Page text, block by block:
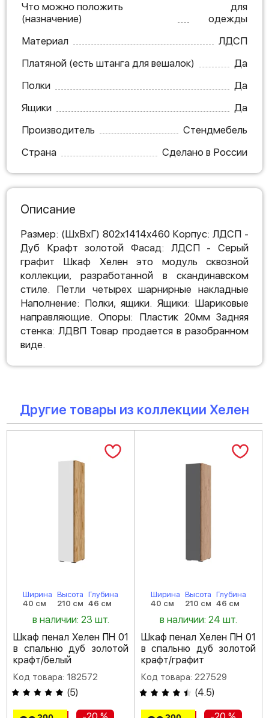
Что можно положить
(назначение)
для
одежды
Материал
ЛДСП
Платяной (есть штанга для вешалок)
Да
Полки
Да
Ящики
Да
Производитель
Стендмебель
Страна
Сделано в России
Описание
Размер: (ШхВхГ) 802х1414х460 Корпус: ЛДСП -
Дуб Крафт золотой Фасад: ЛДСП - Cерый
графит Шкаф Хелен это модуль сквозной
коллекции, разработанной в скандинавском
стиле. Петли четырех шарнирные накладные
Наполнение: Полки, ящики. Ящики: Шариковые
направляющие. Опоры: Пластик 20мм Задняя
стенка: ЛДВП Товар продается в разобранном
виде.
Другие товары из коллекции Хелен
Ширина
40 см
Высота
210 см
Глубина
46 см
в наличии: 23 шт.
Шкаф пенал Хелен ПН 01
в спальню дуб золотой
крафт/белый
Код товара: 182572
(5)
Ширина
40 см
Высота
210 см
Глубина
46 см
в наличии: 24 шт.
Шкаф пенал Хелен ПН 01
в спальню дуб золотой
крафт/графит
Код товара: 227529
(4.5)